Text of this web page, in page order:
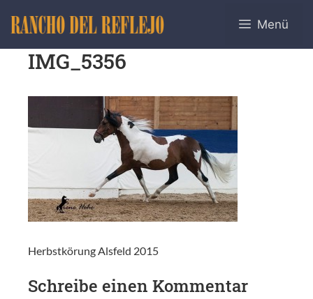
Menü
IMG_5356
Herbstkörung Alsfeld 2015
Schreibe einen Kommentar